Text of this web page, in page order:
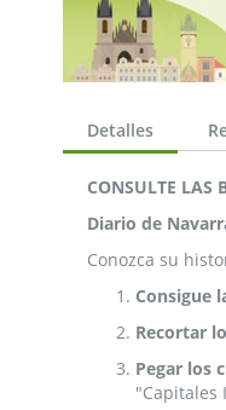
comienzo
galería
imágenes
Detalles
CONSULTE LAS
Diario de
Conozca su
Consigue
Recortar
Pegar los
"Capitales